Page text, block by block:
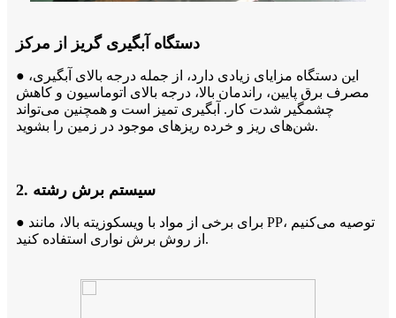
دستگاه آبگیری گریز از مرکز
● این دستگاه مزایای زیادی دارد، از جمله درجه بالای آبگیری،
مصرف برق پایین، راندمان بالا، درجه بالای اتوماسیون و کاهش
چشمگیر شدت کار. آبگیری تمیز است و همچنین می‌تواند
شن‌های ریز و خرده ریزهای موجود در زمین را بشوید.
2. سیستم برش رشته
● برای برخی از مواد با ویسکوزیته بالا، مانند PP، توصیه می‌کنیم
از روش برش نواری استفاده کنید.